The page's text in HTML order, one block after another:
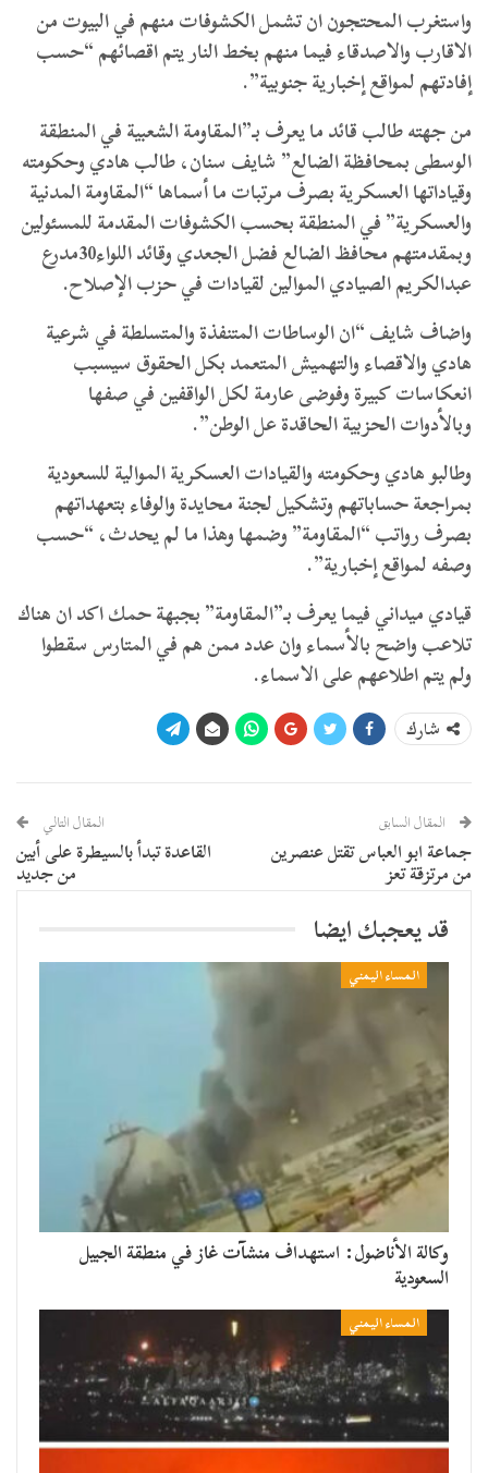
واستغرب المحتجون ان تشمل الكشوفات منهم في البيوت من
الاقارب والاصدقاء فيما منهم بخط النار يتم اقصائهم “حسب
إفادتهم لمواقع إخبارية جنوبية”.
من جهته طالب قائد ما يعرف بـ”المقاومة الشعبية في المنطقة
الوسطى بمحافظة الضالع” شايف سنان، طالب هادي وحكومته
وقياداتها العسكرية بصرف مرتبات ما أسماها “المقاومة المدنية
والعسكرية” في المنطقة بحسب الكشوفات المقدمة للمسئولين
وبمقدمتهم محافظ الضالع فضل الجعدي وقائد اللواء30مدرع
عبدالكريم الصيادي الموالين لقيادات في حزب الإصلاح.
واضاف شايف “ان الوساطات المتنفذة والمتسلطة في شرعية
هادي والاقصاء والتهميش المتعمد بكل الحقوق سيسبب
انعكاسات كبيرة وفوضى عارمة لكل الواقفين في صفها
وبالأدوات الحزبية الحاقدة عل الوطن”.
وطالبو هادي وحكومته والقيادات العسكرية الموالية للسعودية
بمراجعة حساباتهم وتشكيل لجنة محايدة والوفاء بتعهداتهم
بصرف رواتب “المقاومة” وضمها وهذا ما لم يحدث، “حسب
وصفه لمواقع إخبارية”.
قيادي ميداني فيما يعرف بـ”المقاومة” بجبهة حمك اكد ان هناك
تلاعب واضح بالأسماء وان عدد ممن هم في المتارس سقطوا
ولم يتم اطلاعهم على الاسماء.
شارك
المقال السابق
جماعة ابو العباس تقتل عنصرين
من مرتزقة تعز
المقال التالي
القاعدة تبدأ بالسيطرة على أبين
من جديد
قد يعجبك ايضا
المساء اليمني
وكالة الأناضول: استهداف منشآت غاز في منطقة الجبيل
السعودية
المساء اليمني